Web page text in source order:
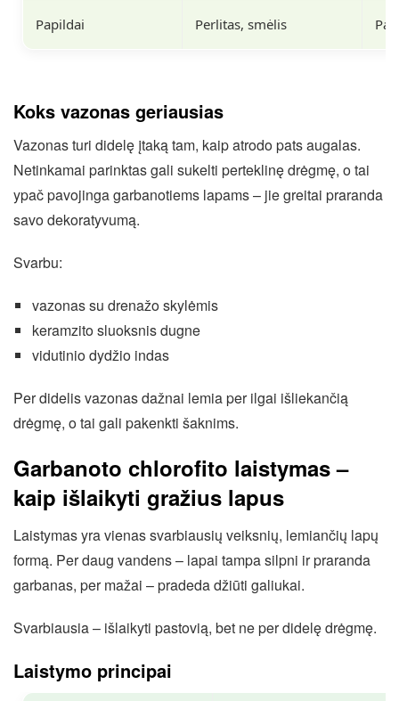
Papildai Perlitas, smėlis
Koks vazonas geriausias
Vazonas turi didelę įtaką tam, kaip atrodo pats augalas.
Netinkamai parinktas gali sukelti perteklinę drėgmę, o tai
ypač pavojinga garbanotiems lapams – jie greitai praranda
savo dekoratyvumą.
Svarbu:
vazonas su drenažo skylėmis
keramzito sluoksnis dugne
vidutinio dydžio indas
Per didelis vazonas dažnai lemia per ilgai išliekančią
drėgmę, o tai gali pakenkti šaknims.
Garbanoto chlorofito laistymas –
kaip išlaikyti gražius lapus
Laistymas yra vienas svarbiausių veiksnių, lemiančių lapų
formą. Per daug vandens – lapai tampa silpni ir praranda
garbanas, per mažai – pradeda džiūti galiukai.
Svarbiausia – išlaikyti pastovią, bet ne per didelę drėgmę.
Laistymo principai